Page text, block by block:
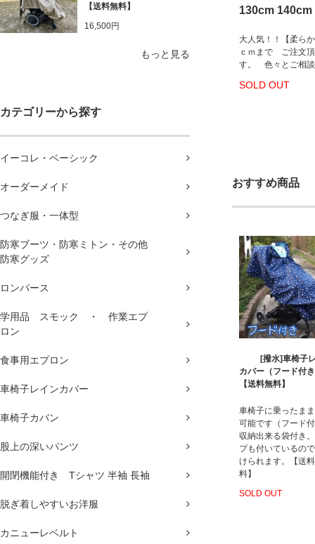
【送料無料】
16,500円
もっと見る
カテゴリーから探す
イーコレ・ベーシック
オーダーメイド
つなぎ服・一体型
防寒ブーツ・防寒ミトン・その他
防寒グッズ
ロンパース
学用品 スモック ・ 作業エプ
ロン
食事用エプロン
車椅子レインカバー
車椅子カバン
股上の深いパンツ
開閉機能付き Tシャツ 半袖 長袖
脱ぎ着しやすいお洋服
カニューレベルト
130cm 140cm
大人気！！【柔ら
ｃｍまで ご注文
す。 色々とご相
SOLD OUT
おすすめ商品
[撥水]車椅子
カバー（フード
【送料無料】
車椅子に乗ったま
可能です（フード
収納出来る袋付き
プも付いているの
けられます。【送
料】
SOLD OUT